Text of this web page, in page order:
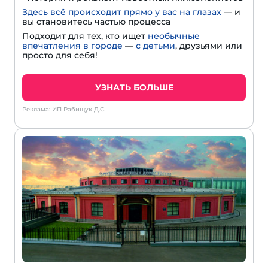
Здесь всё происходит прямо у вас на глазах — и
вы становитесь частью процесса
Подходит для тех, кто ищет необычные
впечатления в городе — с детьми, друзьями или
просто для себя!
УЗНАТЬ БОЛЬШЕ
Реклама: ИП Рабищук Д.С.